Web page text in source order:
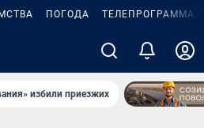
ПОГОДА ТЕЛЕПРОГРАММА
избили приезжих